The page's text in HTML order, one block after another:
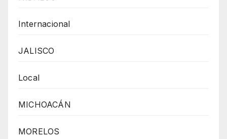
Internacional
JALISCO
Local
MICHOACÁN
MORELOS